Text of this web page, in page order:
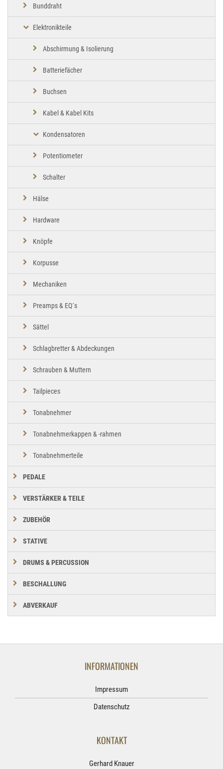
Bunddraht
Elektronikteile
Abschirmung & Isolierung
Batteriefächer
Buchsen
Kabel & Kabel Kits
Kondensatoren
Potentiometer
Schalter
Hälse
Hardware
Knöpfe
Korpusse
Mechaniken
Preamps & EQ´s
Sättel
Schlagbretter & Abdeckungen
Schrauben & Muttern
Tailpieces
Tonabnehmer
Tonabnehmerkappen & -rahmen
Tonabnehmerteile
PEDALE
VERSTÄRKER & TEILE
ZUBEHÖR
STATIVE
DRUMS & PERCUSSION
BESCHALLUNG
ABVERKAUF
INFORMATIONEN
Impressum
Datenschutz
KONTAKT
Gerhard Knauer